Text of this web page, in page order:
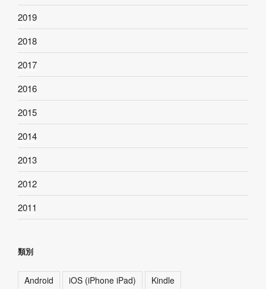
2019
2018
2017
2016
2015
2014
2013
2012
2011
類別
Android iOS (iPhone iPad)
Kindle